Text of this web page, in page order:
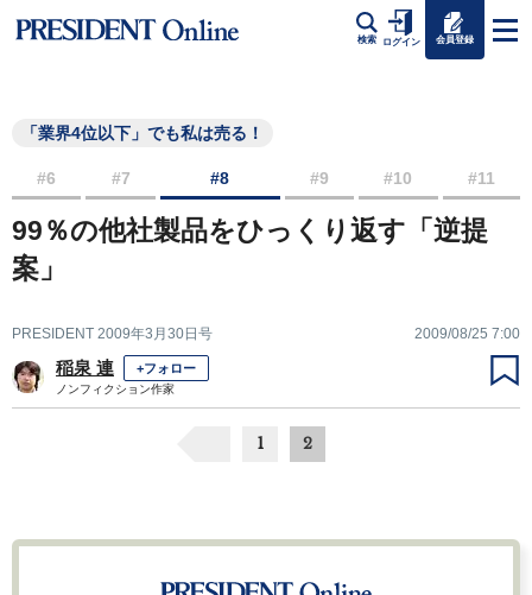
検索 ログイン 会員登録
「業界4位以下」でも私は売る！
#6 #7 #8 #9 #10 #11
99％の他社製品をひっくり返す「逆提
案」
PRESIDENT 2009年3月30日号 2009/08/25 7:00
稲泉 連 +フォロー
ノンフィクション作家
1 2